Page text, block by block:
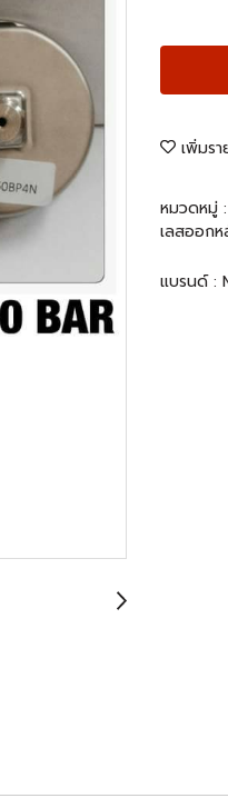
เพิ่มร
หมวดหมู่ :
เลสออก
แบรนด์ :